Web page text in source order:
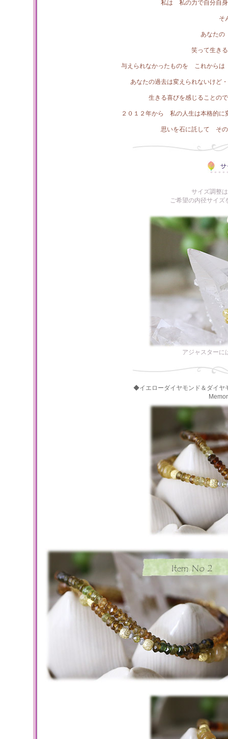
私は 私の力で自分自身
そ
あなたの
笑って生き
与えられなかったものを これからは
あなたの過去は変えられないけど
生きる喜びを感じること
２０１２年から 私の人生は本格的に
思いを石に託して そ
サイズ調整
ご希望の内径サイズ
アジャスターに
◆イエローダイヤモンド＆ダイヤ